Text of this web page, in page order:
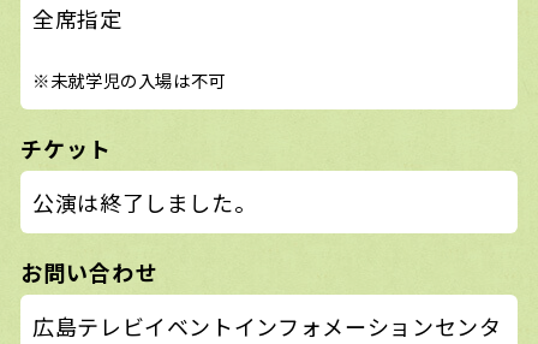
全席指定
※未就学児の入場は不可
チケット
公演は終了しました。
お問い合わせ
広島テレビイベントインフォメーションセンタ